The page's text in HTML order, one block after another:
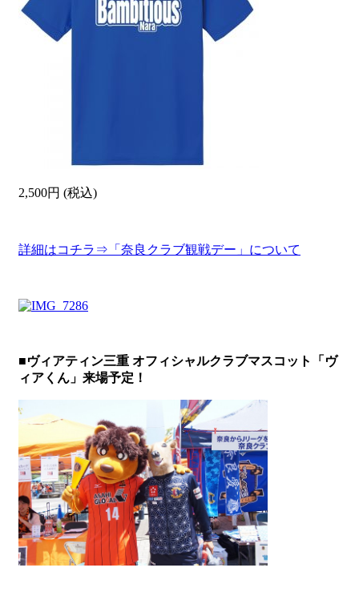
2,500円 (税込)
詳細はコチラ⇒「奈良クラブ観戦デー」について
■ヴィアティン三重 オフィシャルクラブマスコット「ヴ
ィアくん」来場予定！